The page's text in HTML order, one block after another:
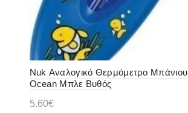
Nuk Αναλογικό Θερμόμετρο Μπάνιου
Ocean Μπλε Βυθός
5.60€